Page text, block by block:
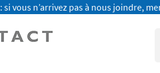
vous n’arrivez pas à nous joindre,